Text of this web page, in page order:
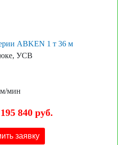
ABKEN 1 т 36 м
УСВ
м/мин
840 руб.
заявку